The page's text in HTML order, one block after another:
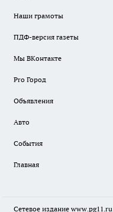
Наши грамоты
ПДФ-версия газеты
Мы ВКонтакте
Pro Город
Объявления
Авто
События
Главная
Сетевое издание www.pg11.ru